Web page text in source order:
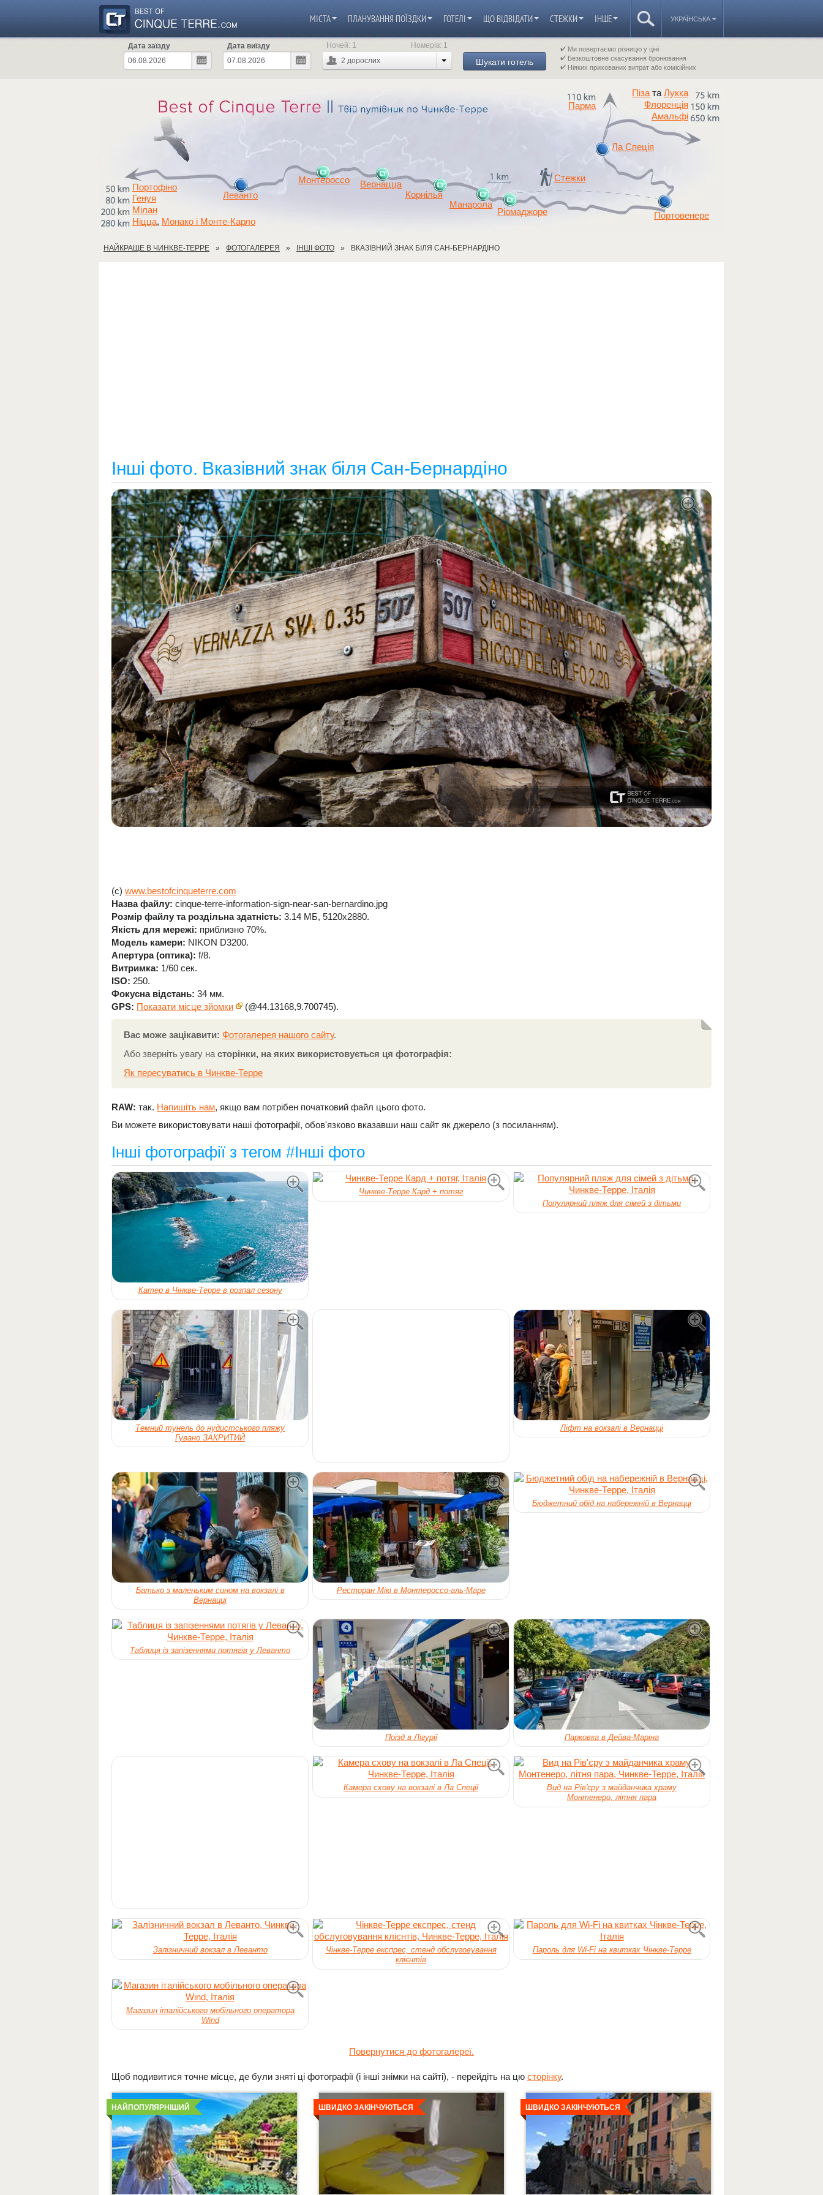
УКРАЇНСЬКА
МІСТА ПЛАНУВАННЯ ПОЇЗДКИ ГОТЕЛІ ЩО ВІДВІДАТИ СТЕЖКИ ІНШЕ
Дата заїзду
Дата виїзду
2 дорослих
Ночей: 1 Номерів: 1
Шукати готель
Ми повертаємо різницю у ціні
Безкоштовне скасування бронювання
Ніяких прихованих витрат або комісійних
Леванто
Монтероссо
Вернацца
Корнілья
Манарола
Ріомаджоре Портовенере
Ла Спеція
Стежки
Генуя
Мілан
Парма
Піза та Лукка
Флоренція
Ніцца, Монако і Монте-Карло
Амальфі
Портофіно
НАЙКРАЩЕ В ЧИНКВЕ-ТЕРРЕ ФОТОГАЛЕРЕЯ ІНШІ ФОТО ВКАЗІВНИЙ ЗНАК БІЛЯ САН-БЕРНАРДІНО
Інші фото. Вказівний знак біля Сан-Бернардіно
(c) www.bestofcinqueterre.com
Назва файлу: cinque-terre-information-sign-near-san-bernardino.jpg
Розмір файлу та роздільна здатність: 3.14 МБ, 5120x2880.
Якість для мережі: приблизно 70%.
Модель камери: NIKON D3200.
Апертура (оптика): f/8.
Витримка: 1/60 сек.
ISO: 250.
Фокусна відстань: 34 мм.
GPS: Показати місце зйомки (@44.13168,9.700745).
Вас може зацікавити: Фотогалерея нашого сайту.
Або зверніть увагу на сторінки, на яких використовується ця фотографія:
Як пересуватись в Чинкве-Терре
RAW: так. Напишіть нам, якщо вам потрібен початковий файл цього фото.
Ви можете використовувати наші фотографії, обов'язково вказавши наш сайт як джерело (з посиланням).
Інші фотографії з тегом #Інші фото
Катер в Чінкве-Терре в розпал сезону
Чинкве-Терре Кард + потяг
Популярний пляж для сімей з дітьми
Темний тунель до нудистського пляжу
Гувано ЗАКРИТИЙ
Ліфт на вокзалі в Вернацці
Батько з маленьким сином на вокзалі в
Вернацці
Ресторан Мікі в Монтероссо-аль-Маре
Бюджетний обід на набережній в Вернацці
Таблиця із запізеннями потягів у Леванто
Поїзд в Лігурії Парковка в Дейва-Маріна
Камера схову на вокзалі в Ла Спеції
Вид на Рів'єру з майданчика храму
Монтенеро, літня пара
Залізничний вокзал в Леванто
Чінкве-Терре експрес, стенд обслуговування
клієнтів
Пароль для Wi-Fi на квитках Чінкве-Терре
Магазин італійського мобільного оператора
Wind
Повернутися до фотогалереї.
Щоб подивитися точне місце, де були зняті ці фотографії (і інші знімки на сайті), - перейдіть на цю сторінку.
НАЙПОПУЛЯРНІШИЙ
Детальніше
ШВИДКО ЗАКІНЧУЮТЬСЯ
Детальніше
ШВИДКО ЗАКІНЧУЮТЬСЯ
Детальніше